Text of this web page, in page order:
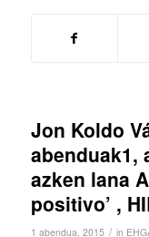
Jon Koldo
abenduak1,
azken lana
positivo’ ,
1 abendua, 2015 / in